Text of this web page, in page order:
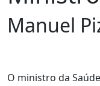
Manuel
O ministro da